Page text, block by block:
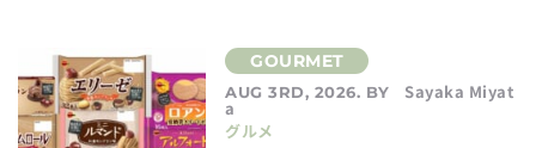
AUG 3RD, 2026. BY Sayaka Miyat
a
グルメ